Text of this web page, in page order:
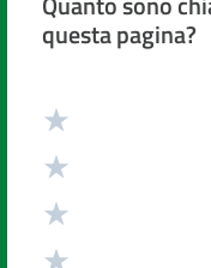
per...
Strutture
questa pagina?